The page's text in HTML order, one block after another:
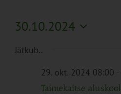
30.10.2024
kuupäev.
Jätkub..
29. okt. 2024 08:00 -
Taimekaitse